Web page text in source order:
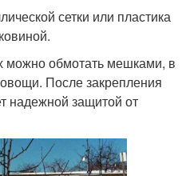
сетки или пластика
можно обмотать мешками, в
После закрепления
надежной защитой от